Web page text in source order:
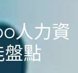
人力資
盤點